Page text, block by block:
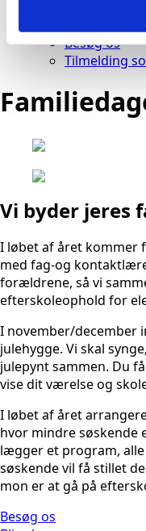
Besøg os
Tilmelding
Vi byder jeres
I løbet af året kommer
med fag-og
forældrene, så vi
efterskoleophold for
I november/december
julehygge. Vi skal
julepynt sammen. Du
vise dit værelse og
I løbet af året
hvor mindre søskende
lægger et program,
søskende vil få stillet
mon er at gå på
Besøg os